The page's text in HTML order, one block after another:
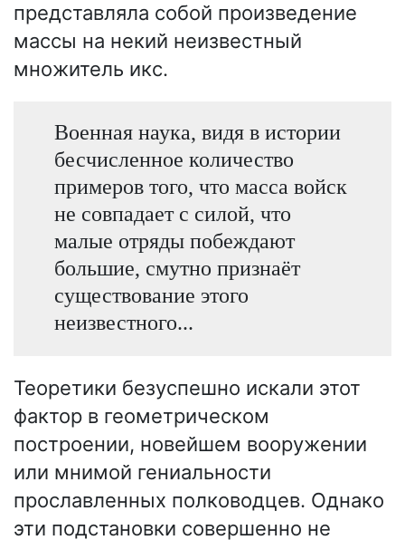
представляла собой произведение
массы на некий неизвестный
множитель икс.
Военная наука, видя в истории
бесчисленное количество
примеров того, что масса войск
не совпадает с силой, что
малые отряды побеждают
большие, смутно признаёт
существование этого
неизвестного...
Теоретики безуспешно искали этот
фактор в геометрическом
построении, новейшем вооружении
или мнимой гениальности
прославленных полководцев. Однако
эти подстановки совершенно не